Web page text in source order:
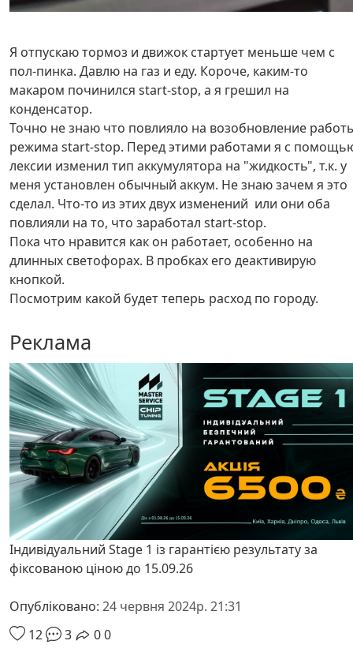
Я отпускаю тормоз и движок стартует меньше чем с
пол-пинка. Давлю на газ и еду. Короче, каким-то
макаром починился start-stop, а я грешил на
конденсатор.
Точно не знаю что повлияло на возобновление
режима start-stop. Перед этими работами я с
лексии изменил тип аккумулятора на "жидкость", т.к. у
меня установлен обычный аккум. Не знаю зачем я это
сделал. Что-то из этих двух изменений или они оба
повлияли на то, что заработал start-stop.
Пока что нравится как он работает, особенно на
длинных светофорах. В пробках его деактивирую
кнопкой.
Посмотрим какой будет теперь расход по городу.
Реклама
Індивідуальний Stage 1 із гарантією результату за
фіксованою ціною до 15.09.26
Опубліковано: 24 червня 2024р. 21:31
12
3 00